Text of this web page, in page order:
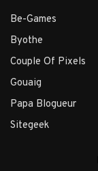
Be-Games
Byothe
Couple Of Pixels
Gouaig
Papa Blogueur
Sitegeek